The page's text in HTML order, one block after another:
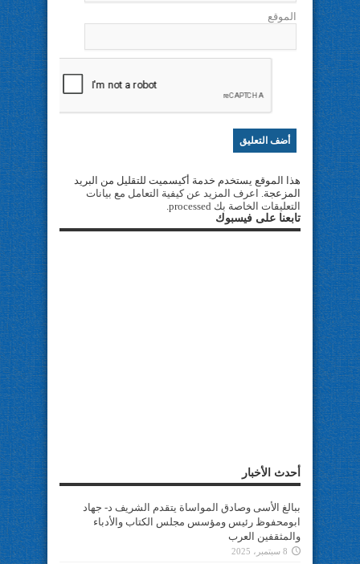
الموقع
هذا الموقع يستخدم خدمة أكيسميت للتقليل من البريد
المزعجة. اعرف المزيد عن كيفية التعامل مع بيانات
التعليقات الخاصة بك processed
.
تابعنا على فيسبوك
أحدث الأخبار
ببالغ الأسى وصادق المواساة يتقدم الشريف د- جهاد
ابومحفوظ رئيس ومؤسس مجلس الكتاب والأدباء
والمثقفين العرب
8 سبتمبر، 2025